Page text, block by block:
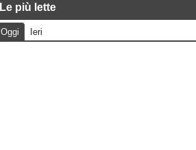
Le più lette
Oggi Ieri